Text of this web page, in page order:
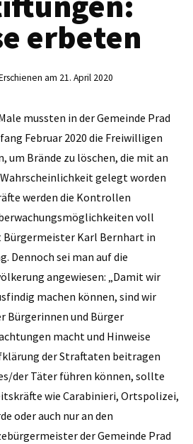
erbeten
am 21. April 2020
mussten in der Gemeinde Prad
Februar 2020 die Freiwilligen
um Brände zu löschen, die mit an
gelegt worden
werden die Kontrollen
voll
Bürgermeister Karl Bernhart in
Dennoch sei man auf die
angewiesen: „Damit wir
machen können, sind wir
Bürgerinnen und Bürger
macht und Hinweise
der Straftaten beitragen
der Täter führen können, sollte
wie Carabinieri, Ortspolizei,
oder auch nur an den
der Gemeinde Prad